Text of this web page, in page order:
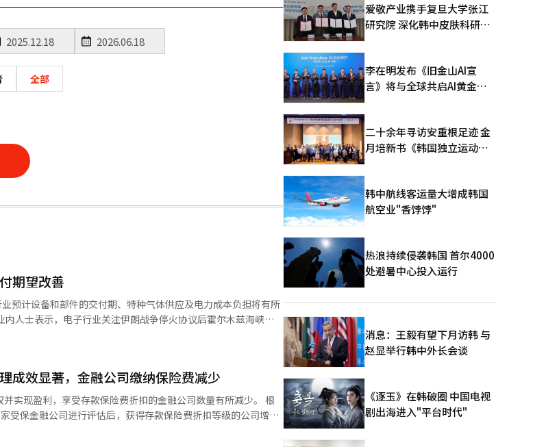
全部
期望改善
预计设备和部件的交付期、特种气体供应及电力成本负担将有所
人士表示，电子行业关注伊朗战争停火协议后霍尔木兹海峡通
锁和船舶航行限制导致国际油价、海运费和保险费飙升，使得设
少，战争保险费的负担也可能减轻。这将降低新建晶圆厂投资和
成本负担的减轻也是一个积极因素。半导体工厂是典型的24小
运作需要大量电力。如果战争结束后油价和液化天然气价格稳
虑到人工智能数据中心的快速扩张，能源价格的稳定将有助于整
可能降低。半导体工艺中使用的高纯度气体包括氦、氖、氩、氪
成效显著，金融公司缴纳保险费减少
现盈利，享受存款保险费折扣的金融公司数量有所减少。 根
受保金融公司进行评估后，获得存款保险费折扣等级的公司增加
的公司从100家减少至84家，减少16家。标准等级的公司数量为
爱敬产业携手复旦大学张江
研究院 深化韩中皮肤科研合
李在明发布《旧金山AI宣
言》将与全球共启AI黄金时
二十余年寻访安重根足迹 金
月培新书《韩国独立运动圣
韩中航线客运量大增成韩国
航空业"香饽饽"
热浪持续侵袭韩国 首尔4000
处避暑中心投入运行
消息：王毅有望下月访韩 与
赵显举行韩中外长会谈
《逐玉》在韩破圈 中国电视
剧出海进入"平台时代"